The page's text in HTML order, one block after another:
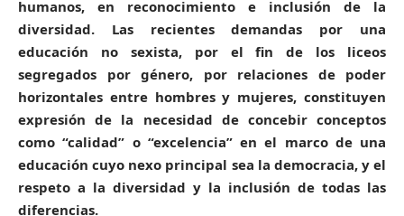
humanos, en reconocimiento e inclusión de la
diversidad. Las recientes demandas por una
educación no sexista, por el fin de los liceos
segregados por género, por relaciones de poder
horizontales entre hombres y mujeres, constituyen
expresión de la necesidad de concebir conceptos
como “calidad” o “excelencia” en el marco de una
educación cuyo nexo principal sea la democracia, y el
respeto a la diversidad y la inclusión de todas las
diferencias.